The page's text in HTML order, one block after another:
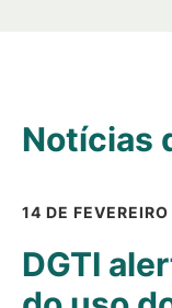
Notícias
14 DE
DGTI